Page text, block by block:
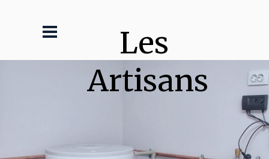
Les
Artisans